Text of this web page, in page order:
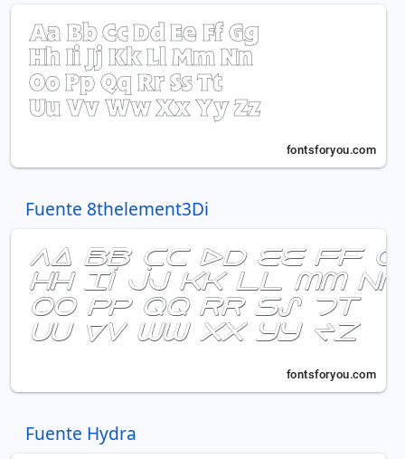
Fuente 8thelement3Di
Fuente Hydra